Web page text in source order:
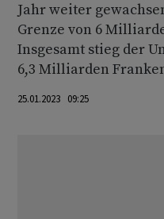
Jahr weiter
Grenze von 6
Insgesamt stieg der
6,3 Milliarden
25.01.2023 09:25